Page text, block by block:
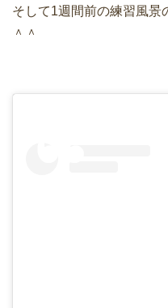
そして1週間前の練習風景
＾＾